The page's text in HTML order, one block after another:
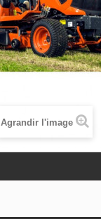
Agrandir l'image